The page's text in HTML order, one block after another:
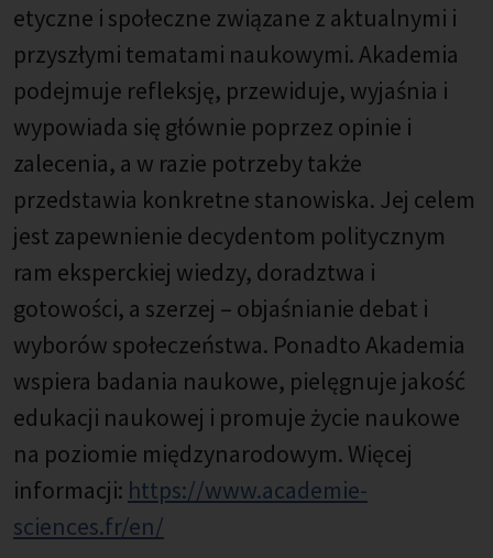
etyczne i społeczne związane z aktualnymi i
przyszłymi tematami naukowymi. Akademia
podejmuje refleksję, przewiduje, wyjaśnia i
wypowiada się głównie poprzez opinie i
zalecenia, a w razie potrzeby także
przedstawia konkretne stanowiska. Jej celem
jest zapewnienie decydentom politycznym
ram eksperckiej wiedzy, doradztwa i
gotowości, a szerzej – objaśnianie debat i
wyborów społeczeństwa. Ponadto Akademia
wspiera badania naukowe, pielęgnuje jakość
edukacji naukowej i promuje życie naukowe
na poziomie międzynarodowym. Więcej
informacji: https://www.academie-
sciences.fr/en/